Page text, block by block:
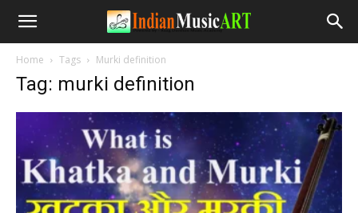
Home Tags Murki definition
Tag: murki definition